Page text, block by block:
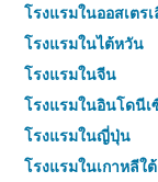
โรงแรมในออสเตร
โรงแรมในไต้หวัน
โรงแรมในจีน
โรงแรมในอินโดนีเ
โรงแรมในญี่ปุ่น
โรงแรมในเกาหลีใต้